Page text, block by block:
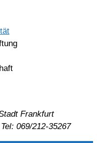
Frankfurt
069/212-35267